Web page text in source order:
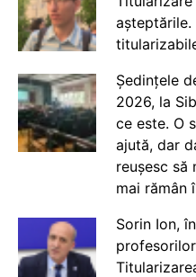
Ședințele
2026, la
ce este. O
ajută, dar
reușesc să
mai rămân
Sorin Ion,